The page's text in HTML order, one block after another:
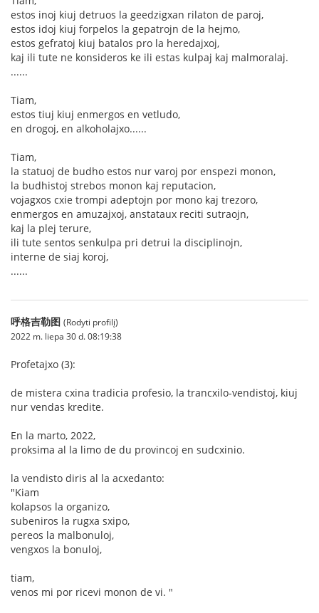
estos inoj kiuj detruos la geedzigxan rilaton de paroj,
estos idoj kiuj forpelos la gepatrojn de la hejmo,
estos gefratoj kiuj batalos pro la heredajxoj,
kaj ili tute ne konsideros ke ili estas kulpaj kaj malmoralaj.
......
Tiam,
estos tiuj kiuj enmergos en vetludo,
en drogoj, en alkoholajxo......
Tiam,
la statuoj de budho estos nur varoj por enspezi monon,
la budhistoj strebos monon kaj reputacion,
vojagxos cxie trompi adeptojn por mono kaj trezoro,
enmergos en amuzajxoj, anstataux reciti sutraojn,
kaj la plej terure,
ili tute sentos senkulpa pri detrui la disciplinojn,
interne de siaj koroj,
......
呼格吉勒图 (Rodyti profilį)
2022 m. liepa 30 d. 08:19:38
Profetajxo (3):
de mistera cxina tradicia profesio, la trancxilo-vendistoj, kiuj
nur vendas kredite.
En la marto, 2022,
proksima al la limo de du provincoj en sudcxinio.
la vendisto diris al la acxedanto:
"Kiam
kolapsos la organizo,
subeniros la rugxa sxipo,
pereos la malbonuloj,
vengxos la bonuloj,
tiam,
venos mi por ricevi monon de vi. "